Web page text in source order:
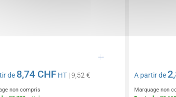
de 8,74 CHF HT | 9,52 €
non compris
A partir de
Marquage non